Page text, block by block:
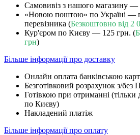
Самовивіз з нашого магазину —
«Новою поштою» по Україні —
перевізника (Безкоштовно від 2
Кур'єром по Києву — 125 грн. (
грн)
Більше інформації про доставку
Онлайн оплата банківською
Безготівковий розрахунок з/без
Готівкою при отриманні (тільки
по Києву)
Накладений платіж
Більше інформації про оплату